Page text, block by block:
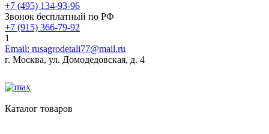
+7 (495) 134-93-96
Звонок бесплатный по РФ
+7 (915) 366-79-92
1
Email: rusagrodetali77@mail.ru
г. Москва, ул. Домодедовская, д. 4
Каталог товаров